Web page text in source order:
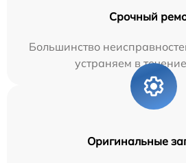
Срочный
Большинство
устраняем в
Оригинальные